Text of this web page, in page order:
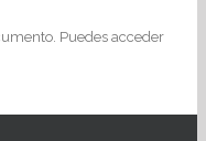
Puedes acceder